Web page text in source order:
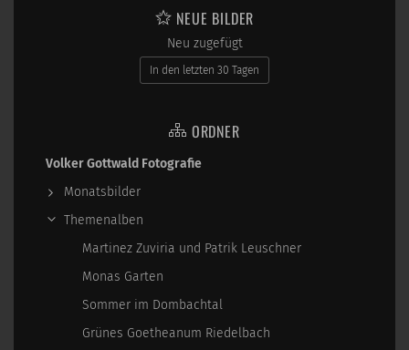
NEUE BILDER
Neu zugefügt
In den letzten 30 Tagen
ORDNER
Volker Gottwald Fotografie
Monatsbilder
Themenalben
Martinez Zuviria und Patrik Leuschner
Monas Garten
Sommer im Dombachtal
Grünes Goetheanum Riedelbach